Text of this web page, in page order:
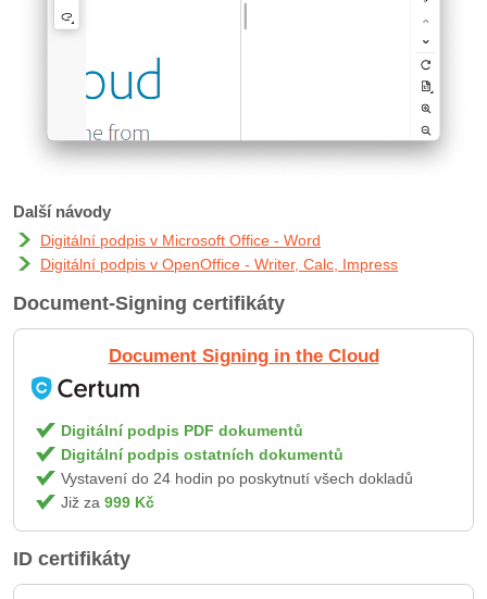
Další návody
Digitální podpis v Microsoft Office - Word
Digitální podpis v OpenOffice - Writer, Calc, Impress
Document-Signing certifikáty
Document Signing in the Cloud
Digitální podpis PDF dokumentů
Digitální podpis ostatních dokumentů
Vystavení do 24 hodin po poskytnutí všech dokladů
Již za 999 Kč
ID certifikáty